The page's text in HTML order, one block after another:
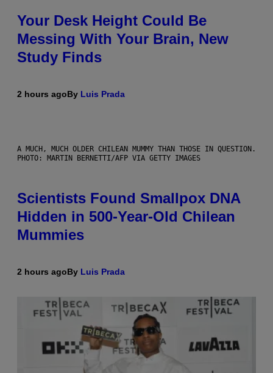
Your Desk Height Could Be
Messing With Your Brain, New
Study Finds
2 hours agoBy Luis Prada
A MUCH, MUCH OLDER CHILEAN MUMMY THAN THOSE IN QUESTION.
PHOTO: MARTIN BERNETTI/AFP VIA GETTY IMAGES
Scientists Found Smallpox DNA
Hidden in 500-Year-Old Chilean
Mummies
2 hours agoBy Luis Prada